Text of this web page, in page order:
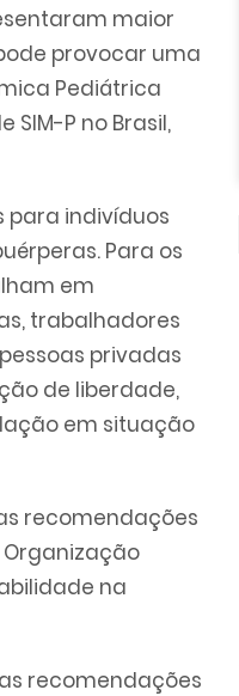
maior
provocar uma
Pediátrica
SIM-P no Brasil,
para indivíduos
Para os
em
trabalhadores
privadas
de liberdade,
em situação
recomendações
na
recomendações